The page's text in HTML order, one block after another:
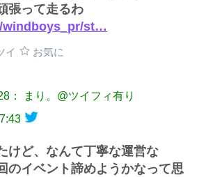
張って走るわ
windboys_pr/st…
イ お気に
： まり。@ツイフィ有り
けど、なんて丁寧な運営な
イベント諦めようかなって思